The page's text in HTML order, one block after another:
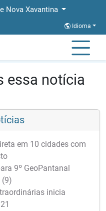
Nova Xavantina
Idioma
essa notícia
em 10 cidades com
9º GeoPantanal
(9)
inicia